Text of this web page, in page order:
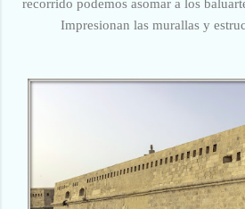
recorrido podemos asomar a los
Impresionan las murallas y